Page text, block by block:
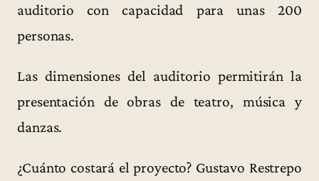
auditorio con capacidad para unas 200
personas.
Las dimensiones del auditorio permitirán la
presentación de obras de teatro, música y
danzas.
¿Cuánto costará el proyecto? Gustavo Restrepo